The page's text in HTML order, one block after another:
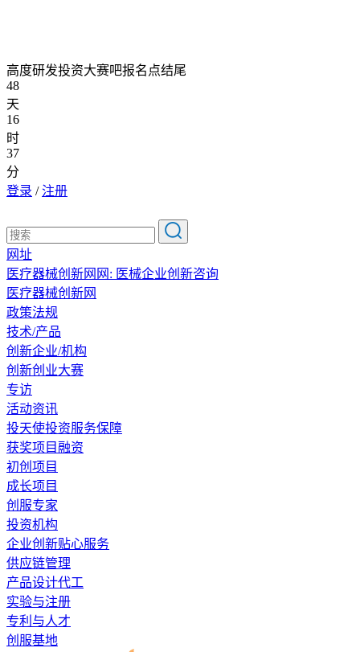
高度研发投资大赛吧报名点结尾
48
天
16
时
37
分
登录 /注册
网址
医疗器械创新网网: 医械企业创新咨询
医疗器械创新网
政策法规
技术/产品
创新企业/机构
创新创业大赛
专访
活动资讯
投天使投资服务保障
获奖项目融资
初创项目
成长项目
创服专家
投资机构
企业创新贴心服务
供应链管理
产品设计代工
实验与注册
专利与人才
创服基地